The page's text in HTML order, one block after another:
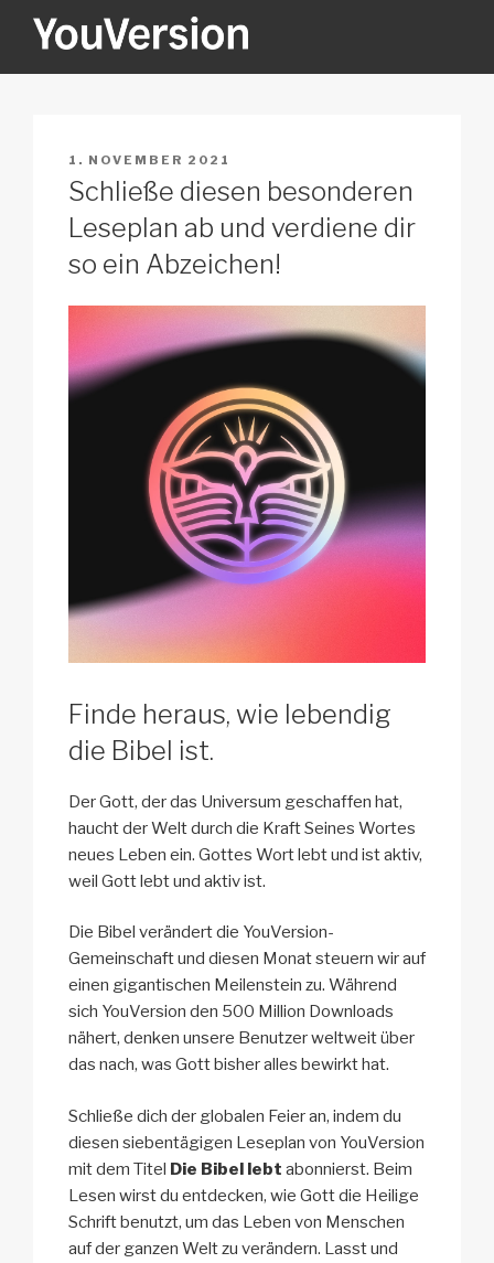
Inhalt
YOUVERSION
VERÖFFENTLICHT
AM
1. NOVEMBER 2021
Schließe diesen besonderen
Leseplan ab und verdiene dir
so ein Abzeichen!
Finde heraus, wie lebendig
die Bibel ist.
Der Gott, der das Universum geschaffen hat,
haucht der Welt durch die Kraft Seines Wortes
neues Leben ein. Gottes Wort lebt und ist aktiv,
weil Gott lebt und aktiv ist.
Die Bibel verändert die YouVersion-
Gemeinschaft und diesen Monat steuern wir auf
einen gigantischen Meilenstein zu. Während
sich YouVersion den 500 Million Downloads
nähert, denken unsere Benutzer weltweit über
das nach, was Gott bisher alles bewirkt hat.
Schließe dich der globalen Feier an, indem du
diesen siebentägigen Leseplan von YouVersion
mit dem Titel Die Bibel lebt abonnierst. Beim
Lesen wirst du entdecken, wie Gott die Heilige
Schrift benutzt, um das Leben von Menschen
auf der ganzen Welt zu verändern. Lasst und